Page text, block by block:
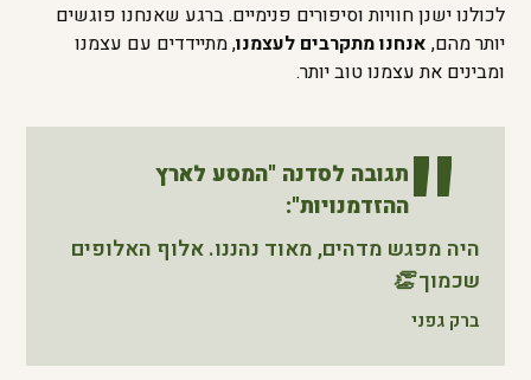
לכולנו ישנן חוויות וסיפורים פנימיים. ברגע שאנחנו פוגשים
יותר מהם, אנחנו מתקרבים לעצמנו, מתיידדים עם עצמנו
ומבינים את עצמנו טוב יותר.
תגובה לסדנה "המסע לארץ
ההזדמנויות":
היה מפגש מדהים, מאוד נהננו. אלוף האלופים
שכמוך 👏
ברק גפני